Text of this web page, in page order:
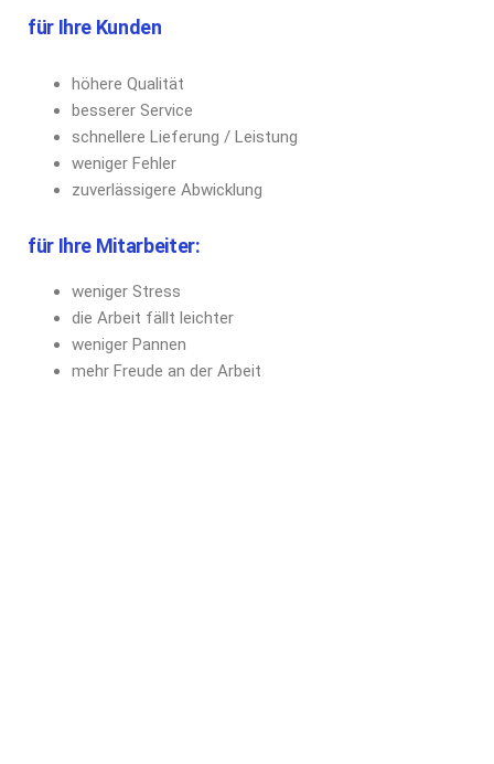
für Ihre Kunden
höhere Qualität
besserer Service
schnellere Lieferung / Leistung
weniger Fehler
zuverlässigere Abwicklung
für Ihre Mitarbeiter:
weniger Stress
die Arbeit fällt leichter
weniger Pannen
mehr Freude an der Arbeit